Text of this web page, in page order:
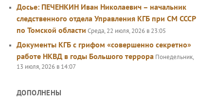
Досье: ПЕЧЕНКИН Иван Николаевич – начальник
следственного отдела Управления КГБ при СМ СССР
по Томской области Среда, 22 июля, 2026 в 23:05
Документы КГБ с грифом «совершенно секретно»
работе НКВД в годы Большого террора Понедельник,
13 июля, 2026 в 14:07
ДОПОЛНЕНЫ